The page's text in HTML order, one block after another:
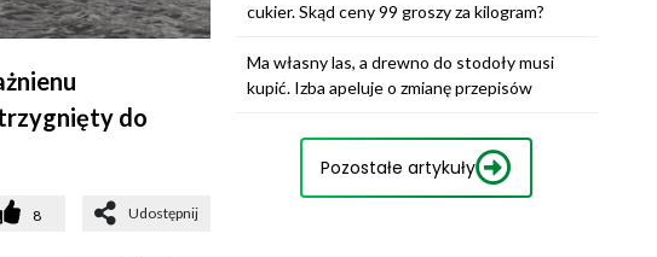
do
8 Udostępnij
cukier. Skąd ceny 99 groszy za kilogram?
Ma własny las, a drewno do stodoły musi
kupić. Izba apeluje o zmianę przepisów
Pozostałe artykuły